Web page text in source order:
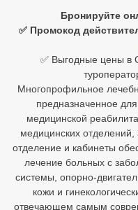
Бронируйте
✅ Промокод
✅ Выгодные цены в
Многопрофильное
предназначенное
медицинской
медицинских отделений,
отделение и кабинеты
лечение больных с
системы, опорно-
кожи и
отвечающем самым
Египет
Бали
Вьетнам
Хайнань
Северный Гоа